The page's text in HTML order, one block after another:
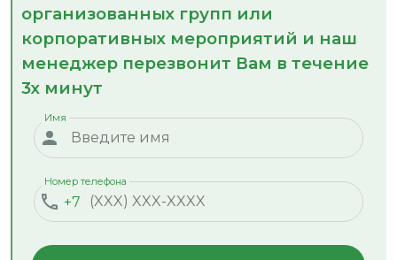
организованных групп или
корпоративных мероприятий и наш
менеджер перезвонит Вам в течение
3х минут
Имя
+7
Номер телефона